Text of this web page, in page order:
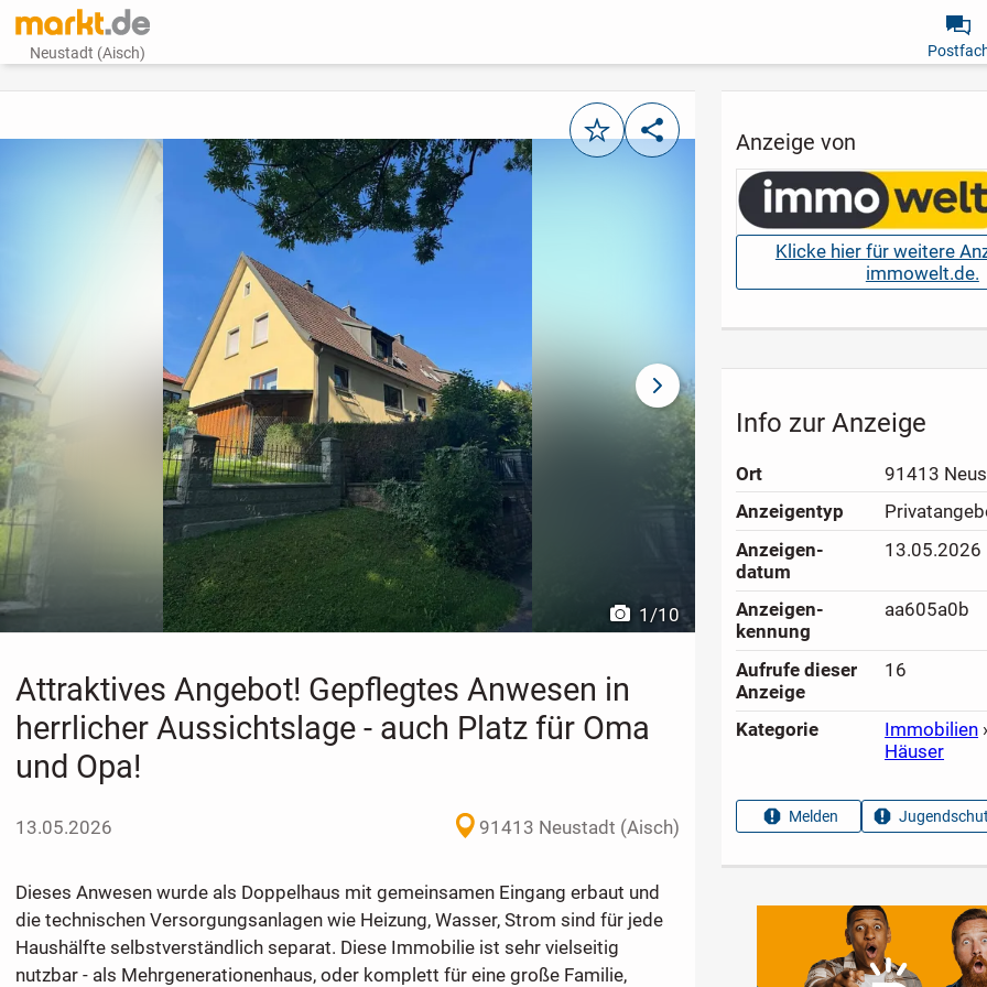
Neustadt (Aisch)
MerkenTeilen
vorheriges Bild
1 /10
nächstes Bild
Attraktives Angebot! Gepflegtes Anwesen in
herrlicher Aussichtslage - auch Platz für Oma
und Opa!
13.05.2026 91413 Neustadt (Aisch)
Dieses Anwesen wurde als Doppelhaus mit gemeinsamen Eingang erbaut und
die technischen Versorgungsanlagen wie Heizung, Wasser, Strom sind für jede
Haushälfte selbstverständlich separat. Diese Immobilie ist sehr vielseitig
nutzbar - als Mehrgenerationenhaus, oder komplett für eine große Familie,
Anzeige von
Klicke hier für weitere
immowelt.de.
Info zur Anzeige
Ort
91413
Anzeigen­typ
Anzeigen­
datum
13.05.2026
Anzeigen­
kennung
aa605a0b
Aufrufe dieser
Anzeige
16
Kategorie Immobilien ›
Häuser
Melden